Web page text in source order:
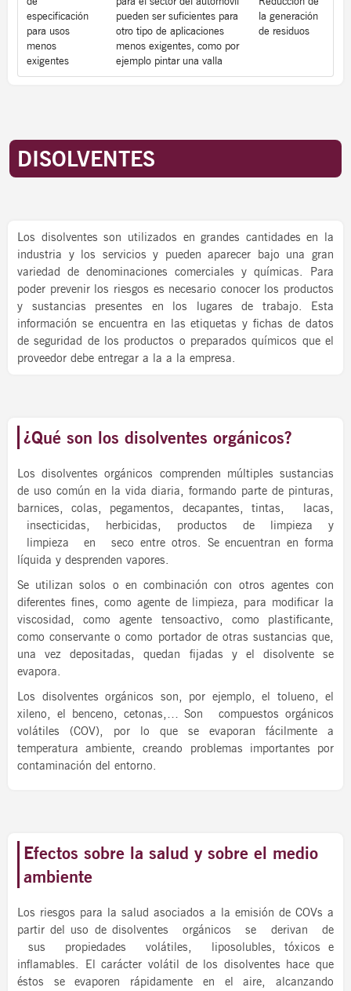
especificación
para usos
menos
exigentes
pueden ser suficientes para
otro tipo de aplicaciones
menos exigentes, como por
ejemplo pintar una valla
la generación
de residuos
DISOLVENTES
Los disolventes son utilizados en grandes cantidades en la
industria y los servicios y pueden aparecer bajo una gran
variedad de denominaciones comerciales y químicas. Para
poder prevenir los riesgos es necesario conocer los productos
y sustancias presentes en los lugares de trabajo. Esta
información se encuentra en las etiquetas y fichas de datos
de seguridad de los productos o preparados químicos que el
proveedor debe entregar a la a la empresa.
¿Qué son los disolventes orgánicos?
Los disolventes orgánicos comprenden múltiples sustancias
de uso común en la vida diaria, formando parte de pinturas,
barnices, colas, pegamentos, decapantes, tintas, lacas,
insecticidas, herbicidas, productos de limpieza y
limpieza en seco entre otros. Se encuentran en forma
líquida y desprenden vapores.
Se utilizan solos o en combinación con otros agentes con
diferentes fines, como agente de limpieza, para modificar la
viscosidad, como agente tensoactivo, como plastificante,
como conservante o como portador de otras sustancias que,
una vez depositadas, quedan fijadas y el disolvente se
evapora.
Los disolventes orgánicos son, por ejemplo, el tolueno, el
xileno, el benceno, cetonas,… Son compuestos orgánicos
volátiles (COV), por lo que se evaporan fácilmente a
temperatura ambiente, creando problemas importantes por
contaminación del entorno.
Efectos sobre la salud y sobre el medio
ambiente
Los riesgos para la salud asociados a la emisión de COVs a
partir del uso de disolventes orgánicos se derivan de
sus propiedades volátiles, liposolubles, tóxicos e
inflamables. El carácter volátil de los disolventes hace que
éstos se evaporen rápidamente en el aire, alcanzando